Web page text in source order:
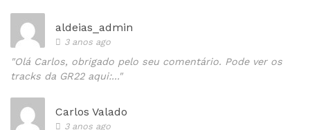
aldeias_admin
3 anos ago
"Olá Carlos, obrigado pelo seu comentário. Pode ver os
tracks da GR22 aqui:..."
Carlos Valado
3 anos ago